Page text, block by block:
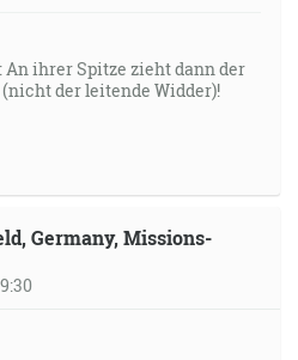
An ihrer Spitze zieht dann der
der leitende Widder)!
Germany, Missions-